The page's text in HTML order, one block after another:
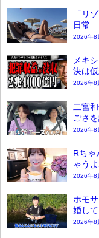
「リ
日常
2026年8
メキ
決は
2026年8
二宮
ごさ
2026年8
Rちゃ
ゃうよ
2026年8
ホモ
婚して
2026年8